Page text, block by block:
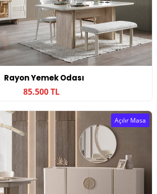
Rayon Yemek Odası
85.500 TL
Açılır Masa